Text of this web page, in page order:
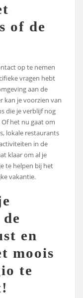
of de
op te nemen
vragen hebt
aan de
kan je voorzien van
die je verblijf nog
het nu gaat om
lokale restaurants
in de
klaar om al je
te helpen bij het
vakantie.
en
moois
te